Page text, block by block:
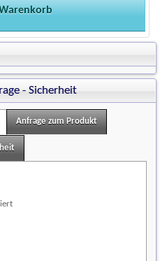
- Sicherheit
Anfrage zum Produkt